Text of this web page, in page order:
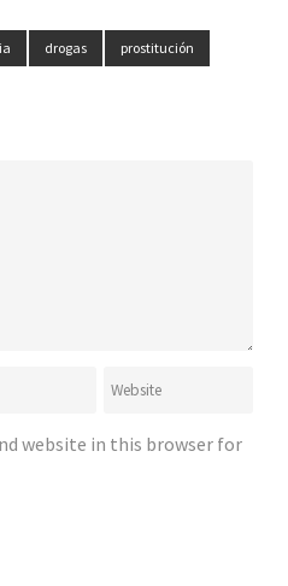
drogas prostitución
website in this browser for